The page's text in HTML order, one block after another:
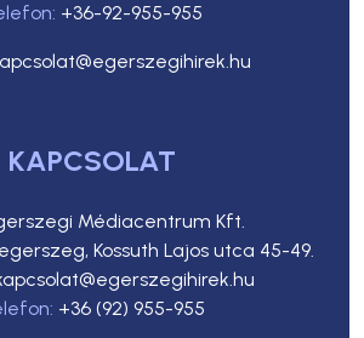
+36-92-955-955
KAPCSOLAT
Médiacentrum Kft.
Kossuth Lajos utca 45-49.
+36 (92) 955-955